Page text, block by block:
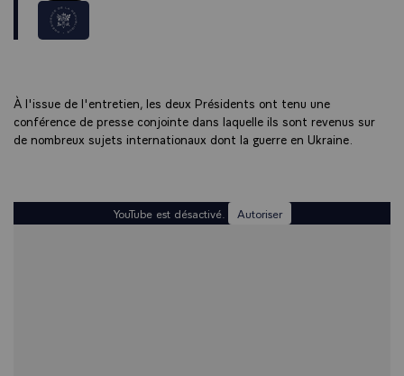
À l'issue de l'entretien, les deux Présidents ont tenu une
conférence de presse conjointe dans laquelle ils sont revenus sur
de nombreux sujets internationaux dont la guerre en Ukraine.
YouTube est désactivé. Autoriser